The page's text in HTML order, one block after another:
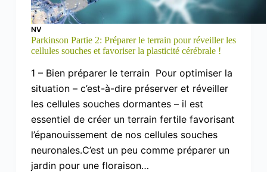
NV
Parkinson Partie 2: Préparer le terrain pour réveiller les
cellules souches et favoriser la plasticité cérébrale !
1 – Bien préparer le terrain Pour optimiser la
situation – c’est-à-dire préserver et réveiller
les cellules souches dormantes – il est
essentiel de créer un terrain fertile favorisant
l’épanouissement de nos cellules souches
neuronales.C’est un peu comme préparer un
jardin pour une floraison…